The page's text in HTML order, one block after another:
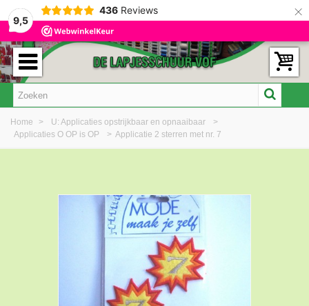
9,5
436 Reviews ×
Home > U: Applicaties opstrijkbaar en opnaaibaar
>
Applicaties O OP is OP
> Applicatie 2 sterren met nr. 7